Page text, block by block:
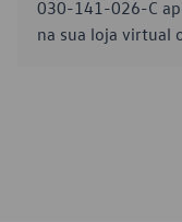
030-141-026-C
na sua loja virtual